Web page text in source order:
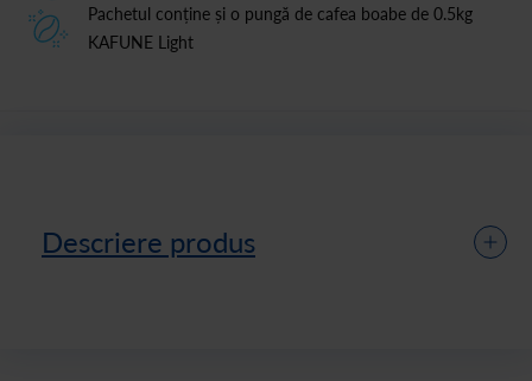
Pachetul conține și o pungă de cafea boabe de 0.5kg
KAFUNE Light
Descriere produs